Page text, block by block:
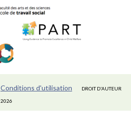
Conditions d'utilisation DROIT D'AUTEUR
2026